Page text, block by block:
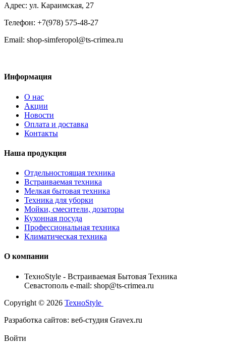
Адрес: ул. Караимская, 27
Телефон: +7(978) 575-48-27
Email: shop-simferopol@ts-crimea.ru
Информация
О нас
Акции
Новости
Оплата и доставка
Контакты
Наша продукция
Отдельностоящая техника
Встраиваемая техника
Мелкая бытовая техника
Техника для уборки
Мойки, смесители, дозаторы
Кухонная посуда
Профессиональная техника
Климатическая техника
О компании
TexноStyle - Встраиваемая Бытовая Техника
Севастополь e-mail: shop@ts-crimea.ru
Copyright © 2026 TexноStyle
Разработка сайтов: веб-студия Gravex.ru
Войти